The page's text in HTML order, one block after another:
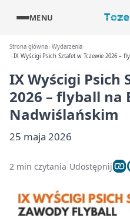
MENU
Strona główna Wydarzenia
IX Wyścigi Psich Sztafet w Tczewie 2026 –
IX Wyścigi Psich
2026 – flyball na
Nadwiślańskim
25 maja 2026
2 min czytania Udostępnij